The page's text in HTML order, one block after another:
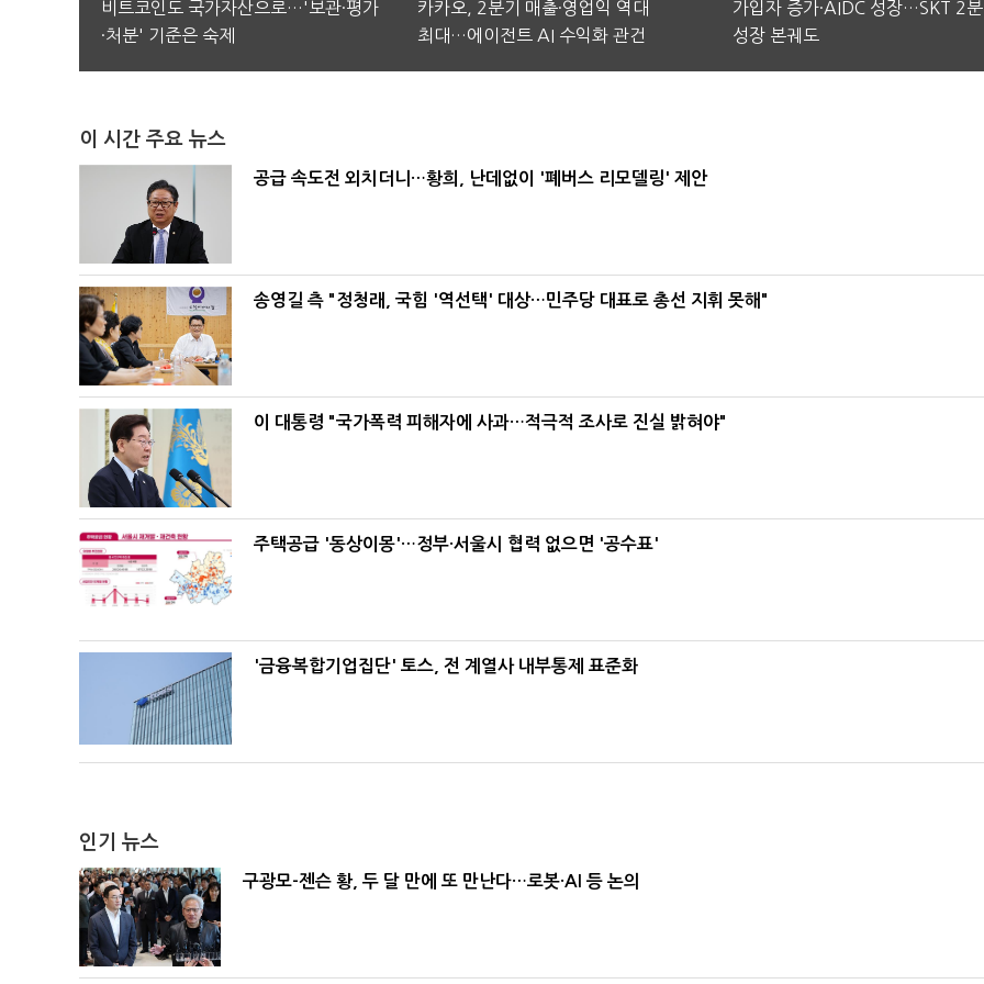
비트코인도 국가자산으로…'보관·평가
·처분' 기준은 숙제
카카오, 2분기 매출·영업익 역대
최대…에이전트 AI 수익화 관건
가입자 증가·AIDC 성장…SKT 2
성장 본궤도
이 시간 주요 뉴스
공급 속도전 외치더니…황희, 난데없이 '폐버스 리모델링' 제안
송영길 측 "정청래, 국힘 '역선택' 대상…민주당 대표로 총선 지휘 못해"
이 대통령 "국가폭력 피해자에 사과…적극적 조사로 진실 밝혀야"
주택공급 '동상이몽'…정부·서울시 협력 없으면 '공수표'
'금융복합기업집단' 토스, 전 계열사 내부통제 표준화
인기 뉴스
구광모-젠슨 황, 두 달 만에 또 만난다…로봇·AI 등 논의